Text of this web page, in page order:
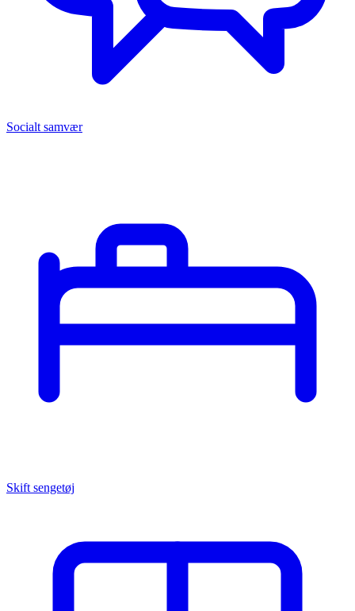
Socialt samvær
Skift sengetøj